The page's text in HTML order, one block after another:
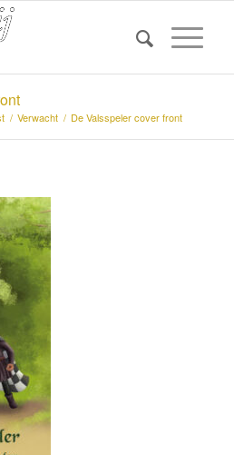
/ Verwacht / De Valsspeler cover front